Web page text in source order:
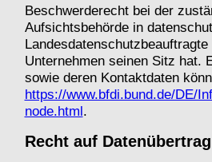
Beschwerderecht bei der
Aufsichtsbehörde in
Unternehmen seinen Sitz hat.
sowie deren Kontaktdaten
https://www.bfdi.bund.de/DE/
node.html.
Recht auf